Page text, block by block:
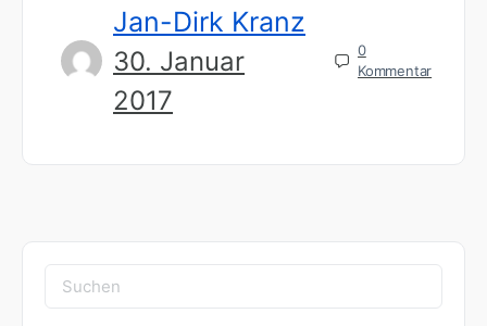
Jan-Dirk Kranz
30. Januar
2017
0
Kommentar
Suchen
nach: